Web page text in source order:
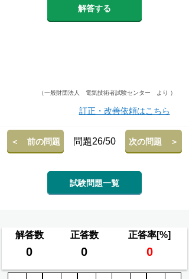
解答する
（一般財団法人 電気技術者試験センター より ）
訂正・改善依頼はこちら
＜ 前の問題 問題26/50 次の問題 ＞
試験問題一覧
解答数 正答数 正答率[%]
0 0 0